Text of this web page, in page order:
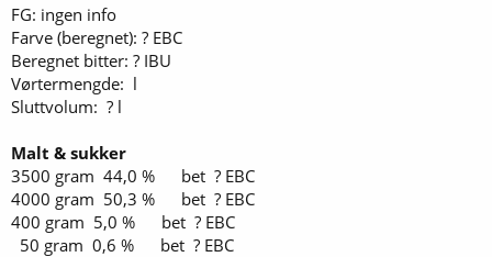
FG: ingen info
Farve (beregnet): ? EBC
Beregnet bitter: ? IBU
Vørtermengde: l
Sluttvolum: ? l
Malt & sukker
3500 gram 44,0 % bet ? EBC
4000 gram 50,3 % bet ? EBC
400 gram 5,0 % bet ? EBC
50 gram 0,6 % bet ? EBC